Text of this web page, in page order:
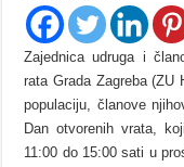
Zajednica udruga i
rata Grada Zagreba (ZU
populaciju, članove
Dan otvorenih vrata,
11:00 do 15:00 sati u